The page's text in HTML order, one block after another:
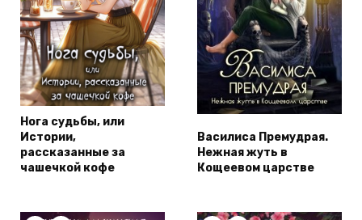
Нога судьбы, или
Истории,
рассказанные за
чашечкой кофе
Василиса Премудрая.
Нежная жуть в
Кощеевом царстве